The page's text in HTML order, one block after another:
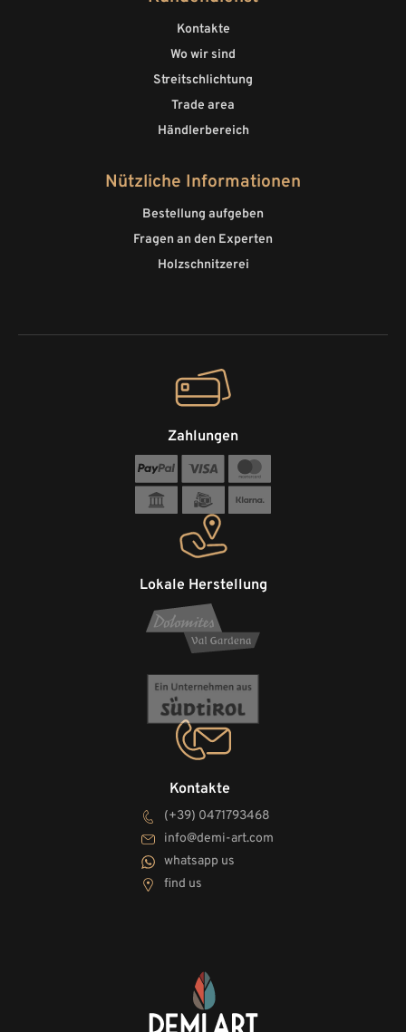
Kontakte
Wo wir sind
Streitschlichtung
Trade area
Händlerbereich
Nützliche Informationen
Bestellung aufgeben
Fragen an den Experten
Holzschnitzerei
Kontakte
(+39) 0471793468
info@demi-art.com
whatsapp us
find us
Lokale Herstellung
Zahlungen